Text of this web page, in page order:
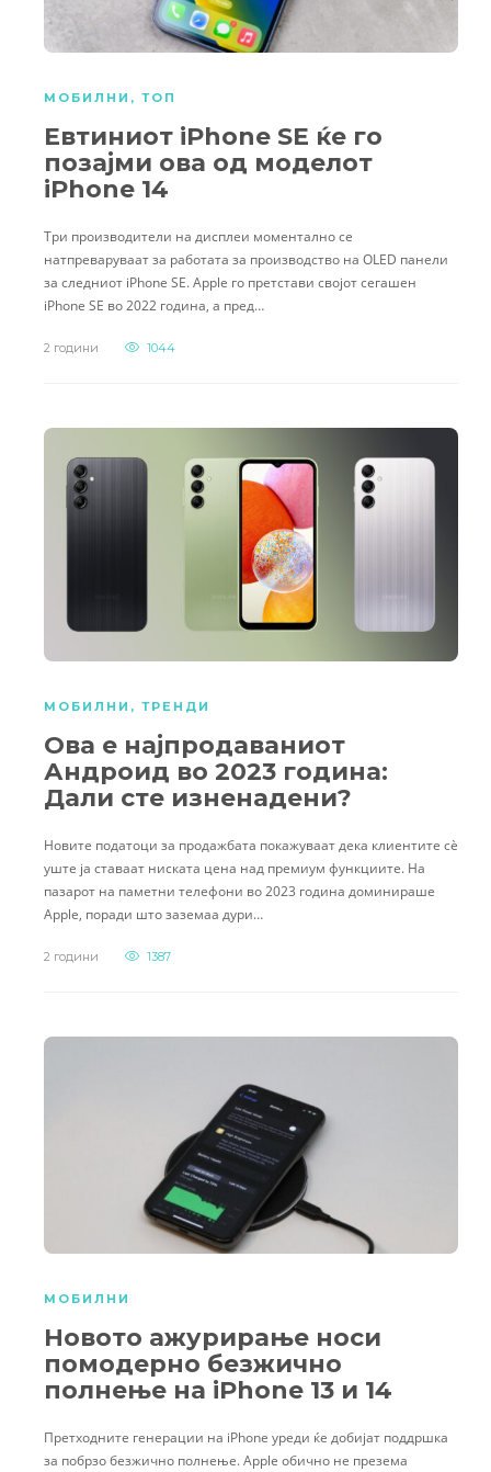
МОБИЛНИ , ТОП
Евтиниот iPhone SE ќе го
позајми ова од моделот
iPhone 14
Три производители на дисплеи моментално се
натпреваруваат за работата за производство на OLED панели
за следниот iPhone SE. Apple го претстави својот сегашен
iPhone SE во 2022 година, а пред…
2 години 1044
МОБИЛНИ , ТРЕНДИ
Ова е најпродаваниот
Андроид во 2023 година:
Дали сте изненадени?
Новите податоци за продажбата покажуваат дека клиентите сè
уште ја ставаат ниската цена над премиум функциите. На
пазарот на паметни телефони во 2023 година доминираше
Apple, поради што заземаа дури…
2 години 1387
МОБИЛНИ
Новото ажурирање носи
помодерно безжично
полнење на iPhone 13 и 14
Претходните генерации на iPhone уреди ќе добијат поддршка
за побрзо безжично полнење. Apple обично не презема